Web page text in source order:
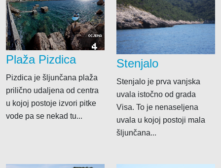
OCJENA
4
Plaža Pizdica
Pizdica je šljunčana plaža
prilično udaljena od centra
u kojoj postoje izvori pitke
vode pa se nekad tu...
Stenjalo
Stenjalo je prva vanjska
uvala istočno od grada
Visa. To je nenaseljena
uvala u kojoj postoji mala
šljunčana...